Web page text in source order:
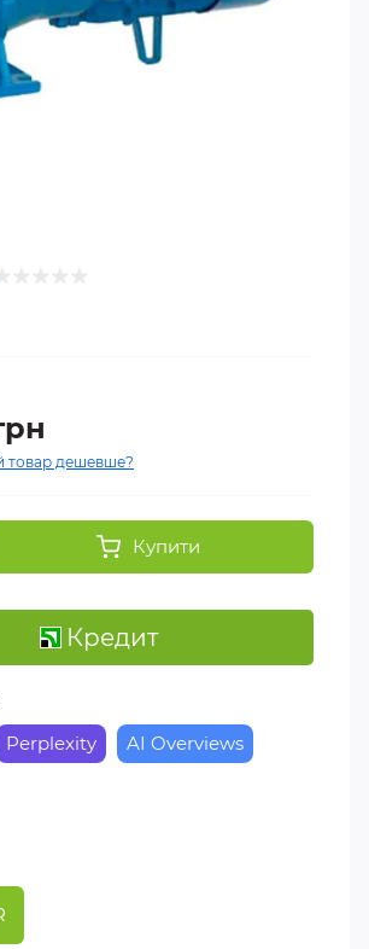
товар дешевше?
Купити
Кредит
Perplexity AI Overviews